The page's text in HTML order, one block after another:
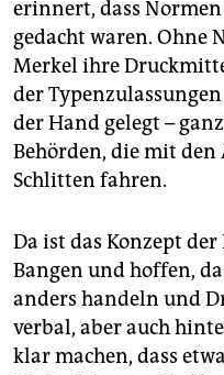
erinnert, dass
gedacht waren. Ohne
Merkel ihre
der
der Hand gelegt –
Behörden, die mit
Schlitten fahren.
Da ist das Konzept
Bangen und hoffen,
anders handeln und
verbal, aber auch
klar machen, dass